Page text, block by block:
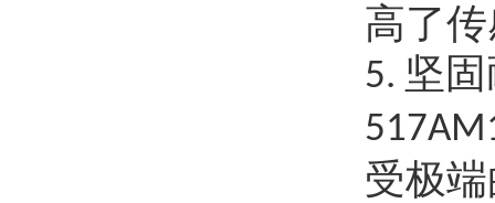
高了
5. 坚
受极端